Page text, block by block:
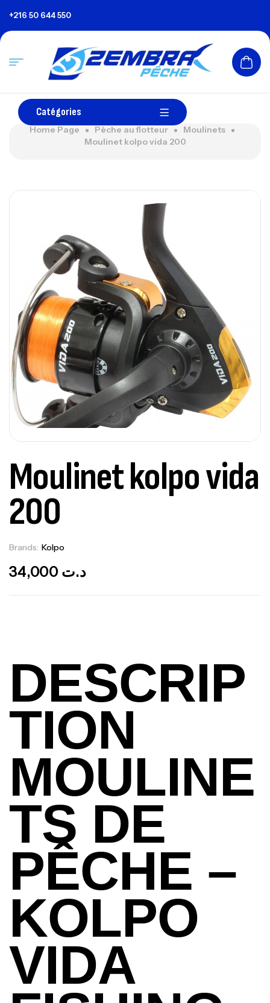
+216 50 644 550
Catégories
Home Page Pèche au flotteur
Moulinets
Moulinet kolpo vida 200
Moulinet kolpo vida
200
Brands: Kolpo
د.ت
DESCRIP
TION
MOULINE
TS DE
PÊCHE –
KOLPO
VIDA